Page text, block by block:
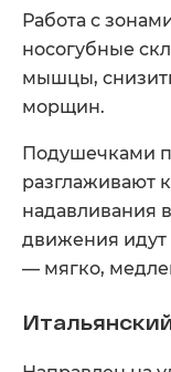
Работа с
носогубные
мышцы,
морщин.
Подушечками
разглаживают
надавливания
движения идут
— мягко,